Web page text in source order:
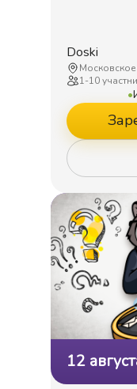
Doski
1-10
•
12